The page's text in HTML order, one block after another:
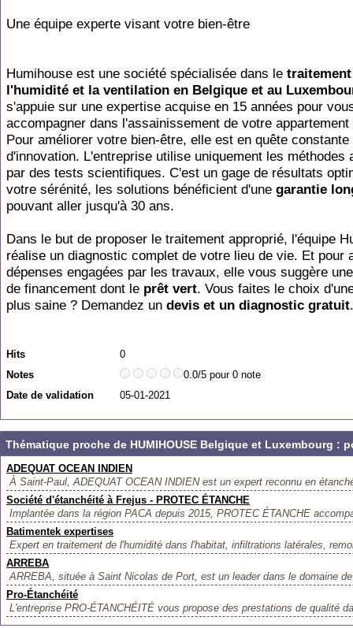
Une équipe experte visant votre bien-être
Humihouse est une société spécialisée dans le
l'humidité et la ventilation en Belgique et au
s'appuie sur une expertise acquise en 15 années pour
accompagner dans l'assainissement de votre
Pour améliorer votre bien-être, elle est en quête constante
d'innovation. L'entreprise utilise uniquement les méthodes
par des tests scientifiques. C'est un gage de résultats
votre sérénité, les solutions bénéficient d'une garantie
pouvant aller jusqu'à 30 ans.
Dans le but de proposer le traitement approprié, l'équipe
réalise un diagnostic complet de votre lieu de vie. Et pour
dépenses engagées par les travaux, elle vous suggère
de financement dont le prêt vert. Vous faites le choix
plus saine ? Demandez un devis et un diagnostic gratuit.
Hits
0
Notes
0.0/5 pour 0 note
Date de validation
05-01-2021
Thématique proche de HUMIHOUSE Belgique et Luxembourg :
ADEQUAT OCEAN INDIEN
À Saint-Paul, ADEQUAT OCEAN INDIEN est un expert reconnu en
Société d'étanchéité à Frejus - PROTEC ÉTANCHE
Implantée dans la région PACA depuis 2015, PROTEC ÉTANCHE
Batimentek expertises
Expert en traitement de l'humidité dans l'habitat, infiltrations latérales,
ARREBA
ARREBA, située à Saint Nicolas de Port, est un leader dans le domaine
Pro-Étanchéité
L'entreprise PRO-ÉTANCHÉITÉ vous propose des prestations de qualité